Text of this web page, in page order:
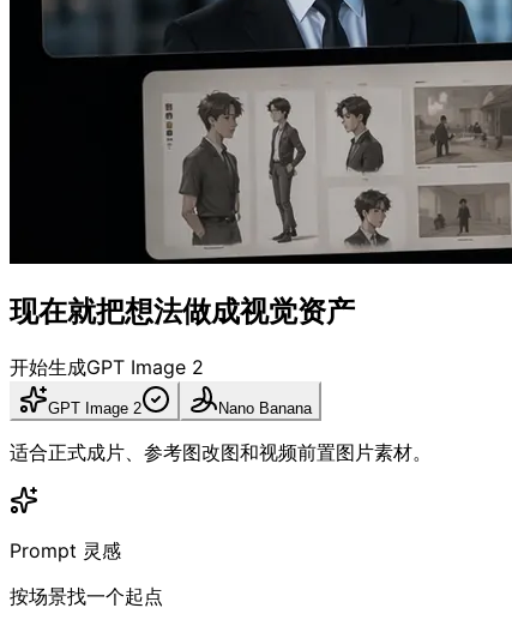
现在就把想法做成视觉资产
开始生成GPT Image 2
GPT Image 2 Nano Banana
适合正式成片、参考图改图和视频前置图片素材。
Prompt 灵感
按场景找一个起点